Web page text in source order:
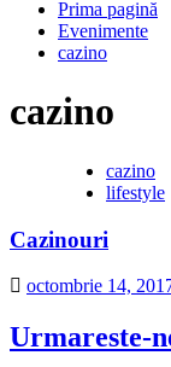
Prima pagină
Evenimente
cazino
cazino
cazino
lifestyle
Cazinouri
octombrie 14,
Urmareste-